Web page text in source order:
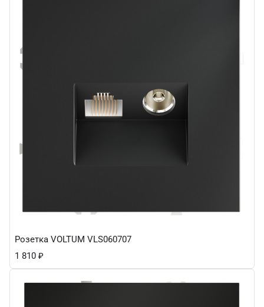
Розетка VOLTUM VLS060707
1 810 ₽